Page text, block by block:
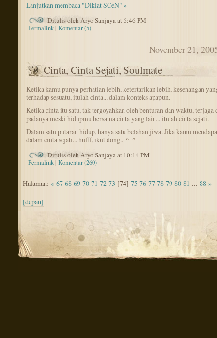
Lanjutkan membaca "Diklat SCeN" »
Ditulis oleh Aryo Sanjaya at 6:46 PM
Permalink |Komentar (5)
November 21,
Cinta, Cinta Sejati, Soulmate
Ketika kamu punya perhatian lebih, ketertarikan lebih, kesenangan
terhadap sesuatu, itulah cinta... dalam konteks apapun.
Ketika cinta itu satu, tak tergoyahkan oleh benturan dan waktu, terjaga
padanya meski hidupmu bersama cinta yang lain... itulah cinta sejati.
Dalam satu putaran hidup, hanya satu belahan jiwa. Jika kamu
dalam cinta sejati... hufff, ikut dong... ^_^
Ditulis oleh Aryo Sanjaya at 10:14 PM
Permalink |Komentar (260)
Halaman: « 67 68 69 70 71 72 73 [74] 75 76 77 78 79 80 81 ... 88 »
[depan]